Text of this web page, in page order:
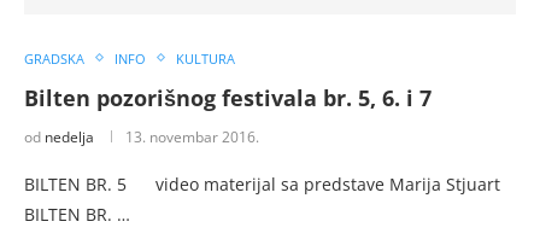
GRADSKA INFO KULTURA
Bilten pozorišnog festivala br. 5, 6. i 7
od nedelja 13. novembar 2016.
BILTEN BR. 5 video materijal sa predstave Marija Stjuart
BILTEN BR. …